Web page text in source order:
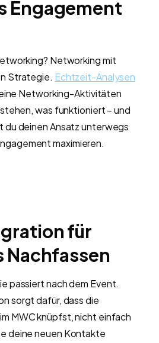
Engagement
Networking mit
Strategie. Echtzeit-Analysen
Networking-Aktivitäten
was funktioniert – und
du deinen Ansatz unterwegs
maximieren.
für
passiert nach dem Event.
sorgt dafür, dass die
MWC knüpfst, nicht einfach
deine neuen Kontakte